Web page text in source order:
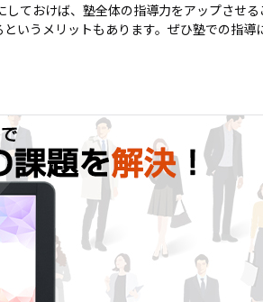
ておけば、塾全体の指導力をアップさせる
うメリットもあります。ぜひ塾での指導